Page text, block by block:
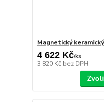
Magnetický
4 622 Kč/ks
3 820 Kč bez DPH